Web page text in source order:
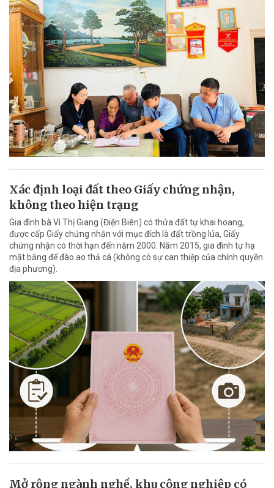
Xác định loại đất theo Giấy chứng nhận,
không theo hiện trạng
Gia đình bà Vì Thị Giang (Điện Biên) có thửa đất tự khai hoang,
được cấp Giấy chứng nhận với mục đích là đất trồng lúa, Giấy
chứng nhận có thời hạn đến năm 2000. Năm 2015, gia đình tự hạ
mặt bằng để đào ao thả cá (không có sự can thiệp của chính quyền
địa phương).
Mở rộng ngành nghề, khu công nghiệp có